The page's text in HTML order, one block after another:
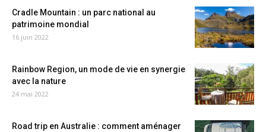
Cradle Mountain : un parc national au
patrimoine mondial
16 juin 2022
Rainbow Region, un mode de vie en synergie
avec la nature
24 mai 2022
Road trip en Australie : comment aménager